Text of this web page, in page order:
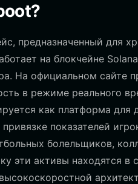
предназначенный для
на блокчейне
На официальном сайте
в режиме реального
как платформа для
показателей
болельщиков,
эти активы находятся